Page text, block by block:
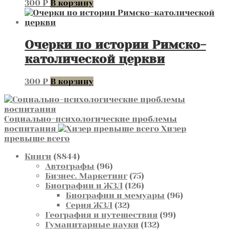
300 ₽ В корзину
Очерки по истории Римско-
католической церкви
300 ₽ В корзину
Социально-психологические проблемы
воспитания
Хизер
превыше всего
Книги 88448844
товара
Автографы 9696
товаров
Бизнес. Маркетинг 7575
товаров
Биографии и ЖЗЛ 126126
товаров
Биографии и мемуары 9696
Серия ЖЗЛ 3232
товара
География и путешествия 9999
Гуманитарные науки 132132